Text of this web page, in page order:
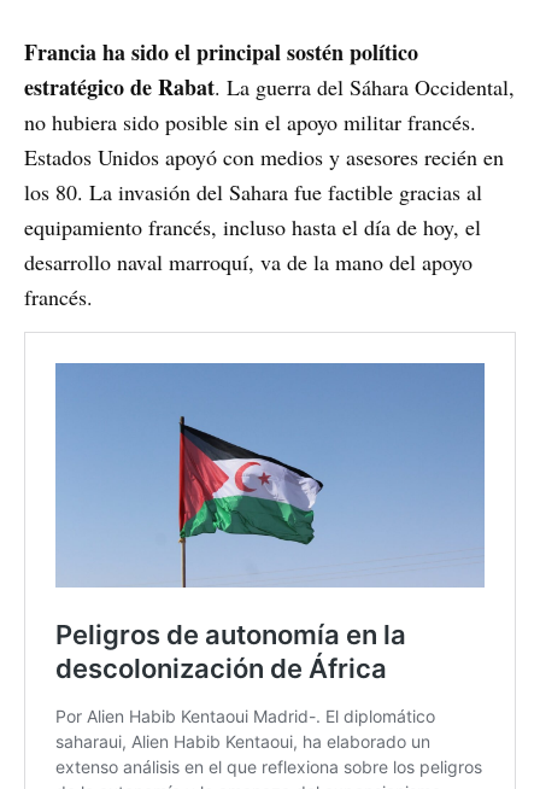
Francia ha sido el principal sostén político
estratégico de Rabat. La guerra del Sáhara Occidental,
no hubiera sido posible sin el apoyo militar francés.
Estados Unidos apoyó con medios y asesores recién en
los 80. La invasión del Sahara fue factible gracias al
equipamiento francés, incluso hasta el día de hoy, el
desarrollo naval marroquí, va de la mano del apoyo
francés.